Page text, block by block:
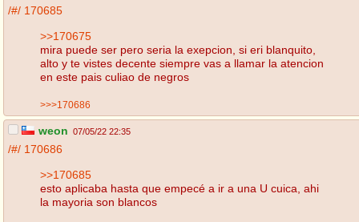
/#/ 170685
>>170675
mira puede ser pero seria la exepcion, si eri blanquito,
alto y te vistes decente siempre vas a llamar la atencion
en este pais culiao de negros
>>>170686
weon 07/05/22 22:35
/#/ 170686
>>170685
esto aplicaba hasta que empecé a ir a una U cuica, ahi
la mayoria son blancos